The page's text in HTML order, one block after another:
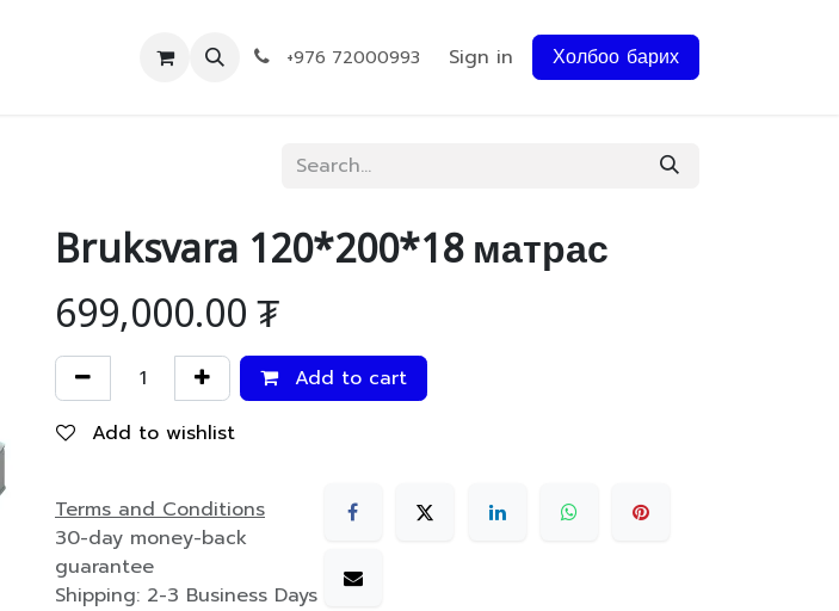
+976 72000993 Sign in Холбоо барих
Bruksvara 120*200*18 матрас
699,000.00₮
Add to cart
Add to wishlist
Terms and Conditions
30-day money-back
guarantee
Shipping: 2-3 Business Days